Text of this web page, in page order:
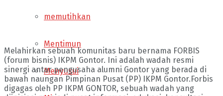
memutihkan
Mentimun
Menyusui
Melahirkan sebuah komunitas baru bernama FORBIS
(forum bisnis) IKPM Gontor. Ini adalah wadah resmi
sinergi antar pengusaha alumni Gontor yang berada di
bawah naungan Pimpinan Pusat (PP) IKPM Gontor.Forbis
digagas oleh PP IKPM GONTOR, sebuah wadah yang